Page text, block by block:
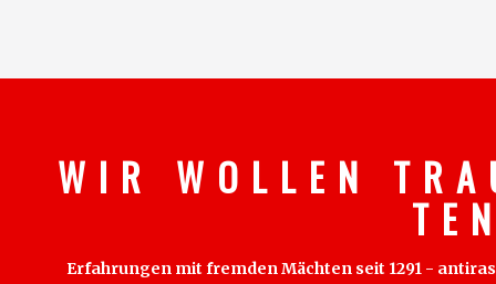
W I R W O L L E N T R
T E
Erfahrungen mit fremden Mächten seit 1291 -